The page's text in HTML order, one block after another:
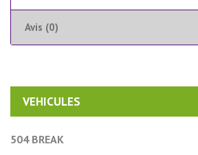
Avis (0)
VEHICULES
504 BREAK